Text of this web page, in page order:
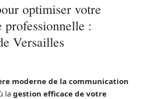
optimiser votre
professionnelle :
Versailles
moderne de la communication
la gestion efficace de votre